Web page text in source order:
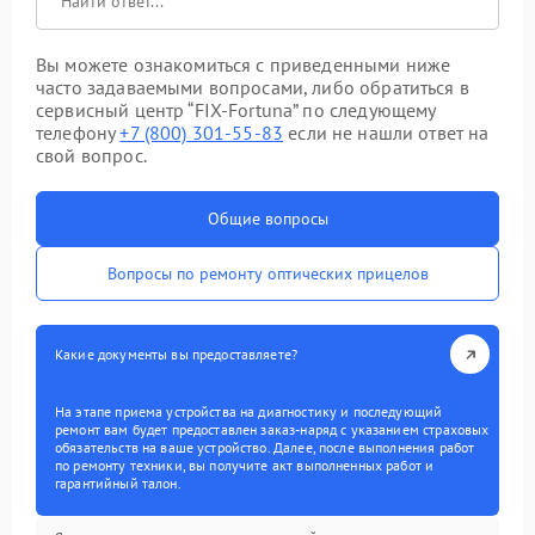
Вы можете ознакомиться с приведенными ниже
часто задаваемыми вопросами, либо обратиться в
сервисный центр “FIX-Fortuna” по следующему
телефону+7 (800) 301-55-83 если не нашли ответ на
свой вопрос.
Общие вопросы
Вопросы по ремонту оптических прицелов
Какие документы вы предоставляете?
На этапе приема устройства на диагностику и последующий
ремонт вам будет предоставлен заказ-наряд с указанием страховых
обязательств на ваше устройство. Далее, после выполнения работ
по ремонту техники, вы получите акт выполненных работ и
гарантийный талон.